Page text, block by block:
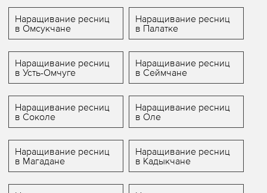
Наращивание ресниц
в Омсукчане
Наращивание ресниц
в Палатке
Наращивание ресниц
в Усть-Омчуге
Наращивание ресниц
в Сеймчане
Наращивание ресниц
в Соколе
Наращивание ресниц
в Оле
Наращивание ресниц
в Магадане
Наращивание ресниц
в Кадыкчане